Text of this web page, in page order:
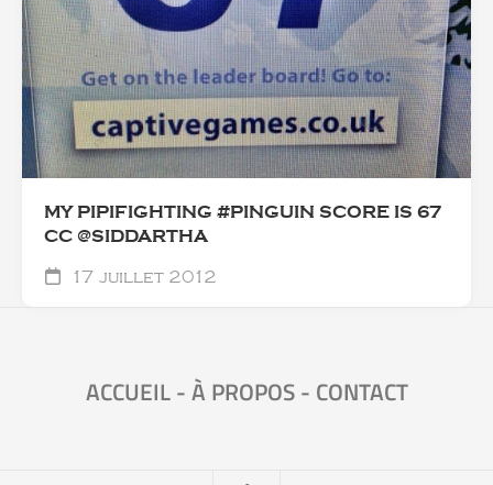
MY PIPIFIGHTING #PINGUIN SCORE IS 67
CC @SIDDARTHA
17 juillet 2012
ACCUEIL-À PROPOS- CONTACT